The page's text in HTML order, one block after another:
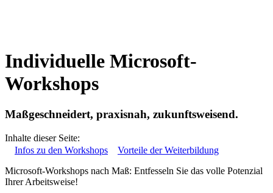
Individuelle Microsoft-
Workshops
Maßgeschneidert, praxisnah, zukunftsweisend.
Inhalte dieser Seite:
Infos zu den Workshops
Vorteile der Weiterbildung
Microsoft-Workshops nach Maß: Entfesseln Sie das volle Potenzial
Ihrer Arbeitsweise!